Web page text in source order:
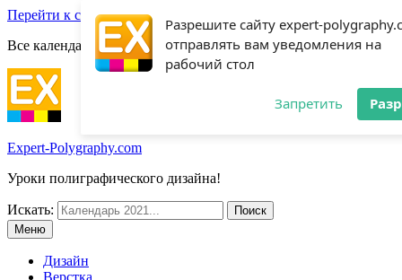
Разрешите сайту expert-
отправлять вам уведомления на
рабочий стол
Запретить
Перейти к содержимому
Все календари 2022: Посмотреть шаблоны!
Expert-Polygraphy.com
Уроки полиграфического дизайна!
Искать:
Меню
Дизайн
Верстка